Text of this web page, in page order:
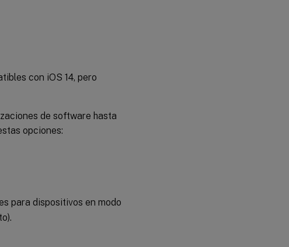
con iOS 14, pero
de software hasta
opciones:
para dispositivos en modo